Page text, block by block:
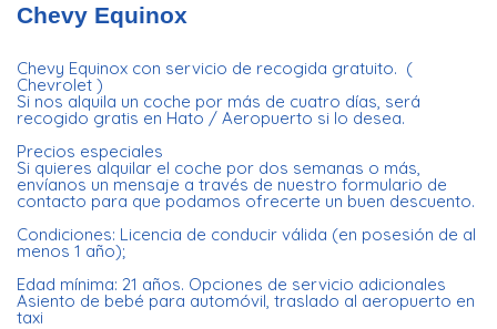
Chevy Equinox
Chevy Equinox con servicio de recogida gratuito. (
Chevrolet )
Si nos alquila un coche por más de cuatro días, será
recogido gratis en Hato / Aeropuerto si lo desea.
Precios especiales
Si quieres alquilar el coche por dos semanas o más,
envíanos un mensaje a través de nuestro formulario de
contacto para que podamos ofrecerte un buen descuento.
Condiciones: Licencia de conducir válida (en posesión de al
menos 1 año);
Edad mínima: 21 años. Opciones de servicio adicionales
Asiento de bebé para automóvil, traslado al aeropuerto en
taxi